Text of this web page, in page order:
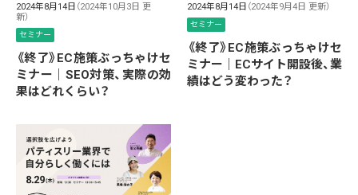
2024年8月14日 （2024年10月3日 更
新）
セミナー
《終了》EC施策ぶっちゃけセ
ミナー｜SEO対策、実際の効
果はどれくらい？
2024年8月14日 （2024年9月4日 更新）
セミナー
《終了》EC施策ぶっちゃけセ
ミナー｜ECサイト開設後、業
績はどう変わった？